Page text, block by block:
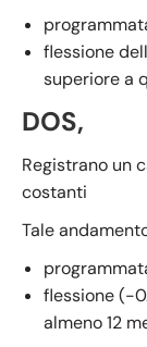
flessione
superiore a
DOS,
Registrano un
costanti
Tale
flessione (-
almeno 12